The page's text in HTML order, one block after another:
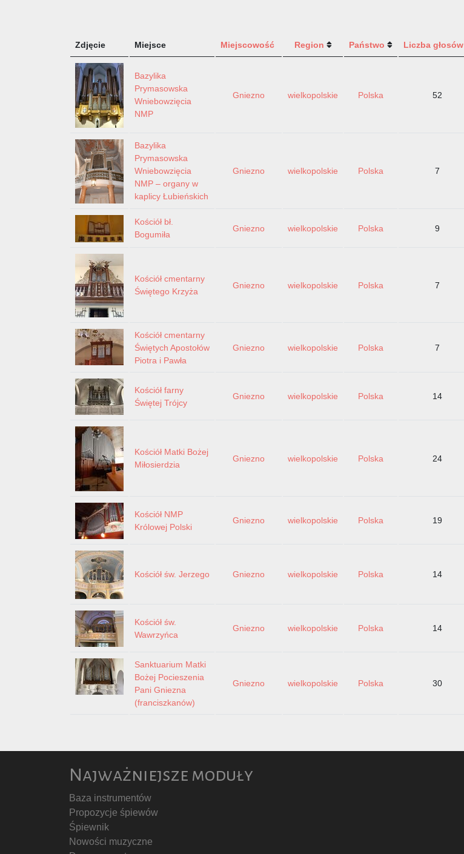
Zdjęcie Miejsce Miejscowość Region Państwo Liczba głosów
Bazylika
Prymasowska
Wniebowzięcia
NMP
Gniezno wielkopolskie Polska 52
Bazylika
Prymasowska
Wniebowzięcia
NMP – organy w
kaplicy Łubieńskich
Gniezno wielkopolskie Polska 7
Kościół bł.
Bogumiła
Gniezno wielkopolskie Polska 9
Kościół cmentarny
Świętego Krzyża
Gniezno wielkopolskie Polska 7
Kościół cmentarny
Świętych Apostołów
Piotra i Pawła
Gniezno wielkopolskie Polska 7
Kościół farny
Świętej Trójcy
Gniezno wielkopolskie Polska 14
Kościół Matki Bożej
Miłosierdzia
Gniezno wielkopolskie Polska 24
Kościół NMP
Królowej Polski
Gniezno wielkopolskie Polska 19
Kościół św. Jerzego Gniezno wielkopolskie Polska 14
Kościół św.
Wawrzyńca
Gniezno wielkopolskie Polska 14
Sanktuarium Matki
Bożej Pocieszenia
Pani Gniezna
(franciszkanów)
Gniezno wielkopolskie Polska 30
Najważniejsze moduły
Baza instrumentów
Propozycje śpiewów
Śpiewnik
Nowości muzyczne